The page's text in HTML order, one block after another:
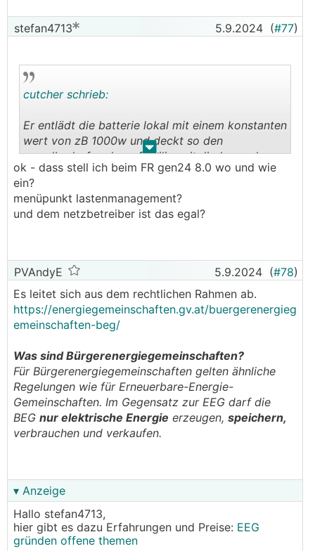
sehr fein, gehts dahin
und
entladeleistung?
heißt dann was genau? für die BEG?
stefan4713 5.9.2024 (#77)
. .
cutcher schrieb:
Er entlädt die batterie lokal mit einem konstanten
wert von zB 1000w und deckt so den
grundbedarf anderer familienmitglieder auch
über nacht ab wo keine sonne scheint
ok - dass stell ich beim FR gen24 8.0 wo und wie
ein?
menüpunkt lastenmanagement?
und dem netzbetreiber ist das egal?
PVAndyE 5.9.2024 (#78)
Es leitet sich aus dem rechtlichen Rahmen ab.
https://energiegemeinschaften.gv.at/buergerenergieg
emeinschaften-beg/
Was sind Bürgerenergiegemeinschaften?
Für Bürgerenergiegemeinschaften gelten ähnliche
Regelungen wie für Erneuerbare-Energie-
Gemeinschaften. Im Gegensatz zur EEG darf die
BEG nur elektrische Energie erzeugen, speichern,
verbrauchen und verkaufen.
▾ Anzeige
Hallo stefan4713,
hier gibt es dazu Erfahrungen und Preise: EEG
gründen offene themen